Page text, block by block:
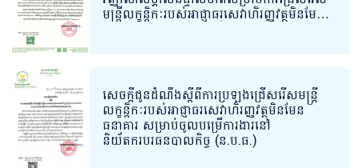
មន្ត្រីលក្ខន្តិកៈរបស់អាជ្ញាធរសេវាហិរញ្ញវត្ថុមិនមែន
ធនាគារ សម្រាប់ចូលបម្រើការងារនៅ
សេចក្ដីជូនដំណឹងស្ដីពីការប្រឡងជ្រើសរើសមន្ត្រី
លក្ខន្តិកៈរបស់អាជ្ញាធរសេវាហិរញ្ញវត្ថុមិនមែន
ធនាគារ សម្រាប់ចូលបម្រើការងារនៅ
និយ័តករបរធនបាលកិច្ច (ន.ប.ធ.)